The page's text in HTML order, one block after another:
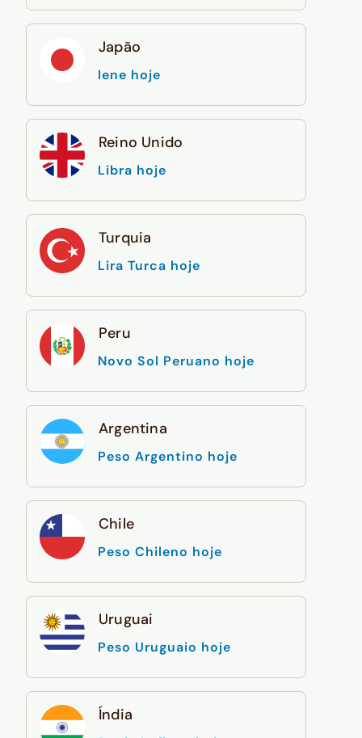
Japão
Iene hoje
Reino Unido
Libra hoje
Turquia
Lira Turca hoje
Peru
Novo Sol Peruano hoje
Argentina
Peso Argentino hoje
Chile
Peso Chileno hoje
Uruguai
Peso Uruguaio hoje
Índia